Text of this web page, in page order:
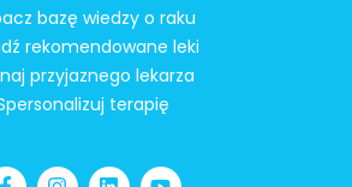
bazę wiedzy o raku
rekomendowane leki
przyjaznego lekarza
terapię